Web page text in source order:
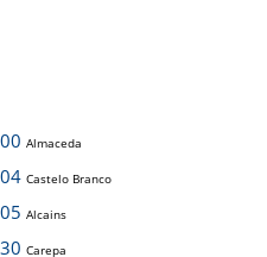
Almaceda
Castelo Branco
Alcains
Carepa